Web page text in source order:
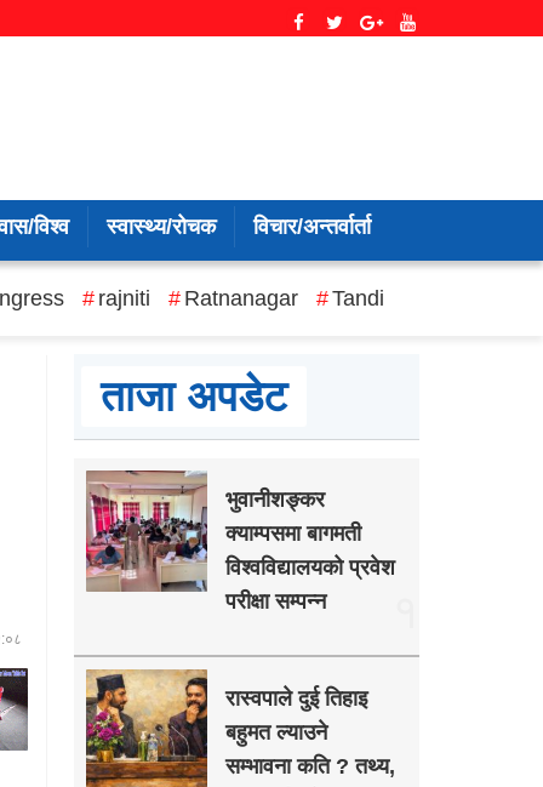
विश्व स्वास्थ्य/रोचक विचार/अन्तर्वार्ता
rajniti Ratnanagar Tandi
ताजा अपडेट
भुवानीशङ्कर
क्याम्पसमा बागमती
विश्वविद्यालयको प्रवेश
परीक्षा सम्पन्न
रास्वपाले दुई तिहाइ
बहुमत ल्याउने
सम्भावना कति ? तथ्य,